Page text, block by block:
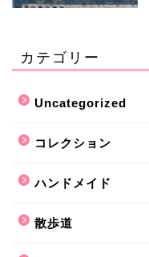
カテゴリー
Uncategorized
コレクション
ハンドメイド
散歩道